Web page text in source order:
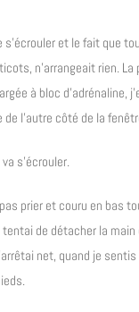
s’écrouler et le fait que
n’arrangeait rien. La
à bloc d’adrénaline,
l’autre côté de la
s’écrouler.
prier et couru en bas
de détacher la main
net, quand je